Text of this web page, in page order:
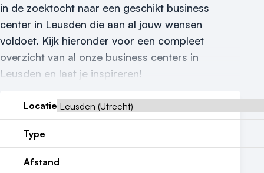
Reviews (5⭐️)
Contact
in de zoektocht naar een geschikt business
center in Leusden die aan al jouw wensen
voldoet. Kijk hieronder voor een compleet
overzicht van al onze business centers in
Leusden en laat je inspireren!
Locatie
Type
Afstand